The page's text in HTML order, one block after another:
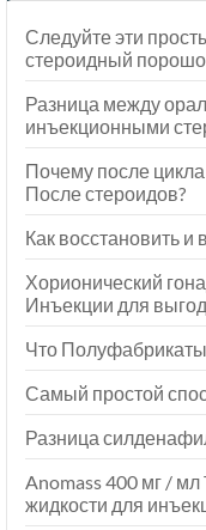
Следуйте эти
стероидный
Разница между
инъекционными
Почему после
После стероидов?
Как восстановить и
Хорионический
Инъекции для
Что
Самый простой
Разница
Anomass 400 мг / мл
жидкости для